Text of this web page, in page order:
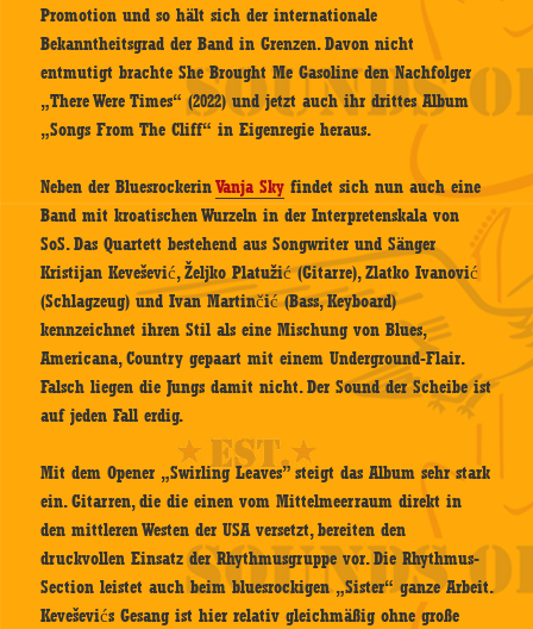
Promotion und so hält sich der internationale
Bekanntheitsgrad der Band in Grenzen. Davon nicht
entmutigt brachte She Brought Me Gasoline den Nachfolger
„There Were Times“ (2022) und jetzt auch ihr drittes Album
„Songs From The Cliff“ in Eigenregie heraus.
Neben der BluesrockerinVanja Sky findet sich nun auch eine
Band mit kroatischen Wurzeln in der Interpretenskala von
SoS. Das Quartett bestehend aus Songwriter und Sänger
Kristijan Kevešević, Željko Platužić (Gitarre), Zlatko Ivanović
(Schlagzeug) und Ivan Martinčić (Bass, Keyboard)
kennzeichnet ihren Stil als eine Mischung von Blues,
Americana, Country gepaart mit einem Underground-Flair.
Falsch liegen die Jungs damit nicht. Der Sound der Scheibe ist
auf jeden Fall erdig.
Mit dem Opener „Swirling Leaves” steigt das Album sehr stark
ein. Gitarren, die die einen vom Mittelmeerraum direkt in
den mittleren Westen der USA versetzt, bereiten den
druckvollen Einsatz der Rhythmusgruppe vor. Die Rhythmus-
Section leistet auch beim bluesrockigen „Sister“ ganze Arbeit.
Keveševićs Gesang ist hier relativ gleichmäßig ohne große